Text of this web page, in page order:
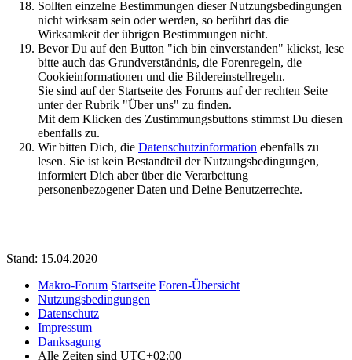
Sollten einzelne Bestimmungen dieser Nutzungsbedingungen
nicht wirksam sein oder werden, so berührt das die
Wirksamkeit der übrigen Bestimmungen nicht.
Bevor Du auf den Button "ich bin einverstanden" klickst, lese
bitte auch das Grundverständnis, die Forenregeln, die
Cookieinformationen und die Bildereinstellregeln.
Sie sind auf der Startseite des Forums auf der rechten Seite
unter der Rubrik "Über uns" zu finden.
Mit dem Klicken des Zustimmungsbuttons stimmst Du diesen
ebenfalls zu.
Wir bitten Dich, die Datenschutzinformation ebenfalls zu
lesen. Sie ist kein Bestandteil der Nutzungsbedingungen,
informiert Dich aber über die Verarbeitung
personenbezogener Daten und Deine Benutzerrechte.
Stand: 15.04.2020
Makro-Forum Startseite Foren-Übersicht
Nutzungsbedingungen
Datenschutz
Impressum
Danksagung
Alle Zeiten sind UTC+02:00